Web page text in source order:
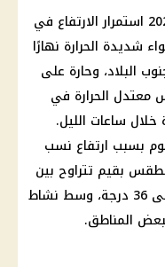
شديدة الحرارة نهارًا
البلاد، وحارة على
معتدل الحرارة في
خلال ساعات الليل.
بسبب ارتفاع نسب
بقيم تتراوح بين
درجة ودرجتين، لتسجل القاهرة العظمى 36 درجة، وسط نشاط
المناطق.